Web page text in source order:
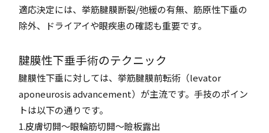
適応決定には、挙筋腱膜断裂/弛緩の有無、筋原性下垂の
除外、ドライアイや眼疾患の確認も重要です。
腱膜性下垂手術のテクニック
腱膜性下垂に対しては、挙筋腱膜前転術（levator
aponeurosis advancement）が主流です。手技のポイン
トは以下の通りです。
1.皮膚切開〜眼輪筋切開〜瞼板露出